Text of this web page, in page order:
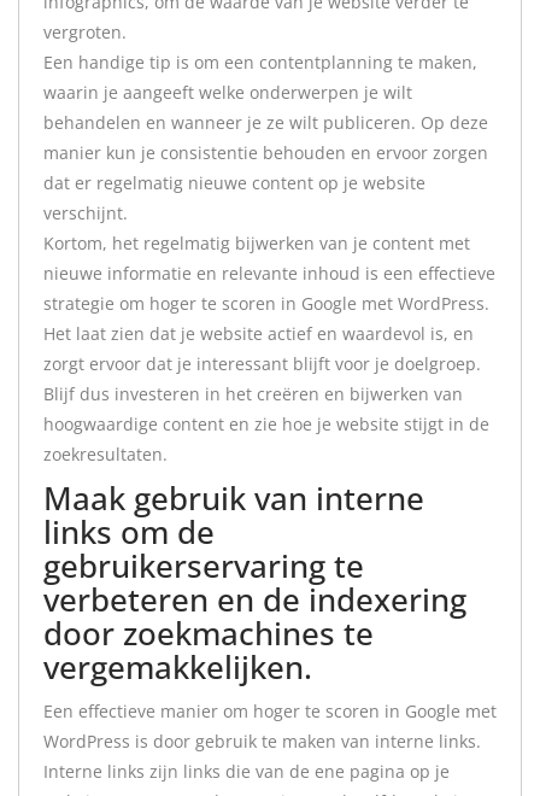
vergroten.
Een handige tip is om een contentplanning te maken,
waarin je aangeeft welke onderwerpen je wilt
behandelen en wanneer je ze wilt publiceren. Op deze
manier kun je consistentie behouden en ervoor zorgen
dat er regelmatig nieuwe content op je website
verschijnt.
Kortom, het regelmatig bijwerken van je content met
nieuwe informatie en relevante inhoud is een effectieve
strategie om hoger te scoren in Google met WordPress.
Het laat zien dat je website actief en waardevol is, en
zorgt ervoor dat je interessant blijft voor je doelgroep.
Blijf dus investeren in het creëren en bijwerken van
hoogwaardige content en zie hoe je website stijgt in de
zoekresultaten.
Maak gebruik van interne
links om de
gebruikerservaring te
verbeteren en de indexering
door zoekmachines te
vergemakkelijken.
Een effectieve manier om hoger te scoren in Google met
WordPress is door gebruik te maken van interne links.
Interne links zijn links die van de ene pagina op je